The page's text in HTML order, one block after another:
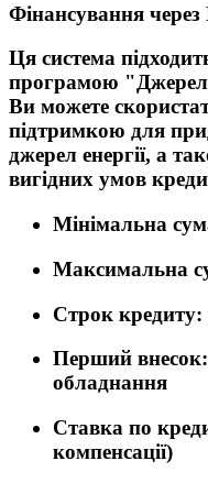
Фінансування
Ця система
програмою
Ви можете
підтримкою для
джерел енергії, а
вигідних умов
Мінімальна
Максимальна
Строк кредиту:
Перший внесок:
обладнання
Ставка по
компенсації)